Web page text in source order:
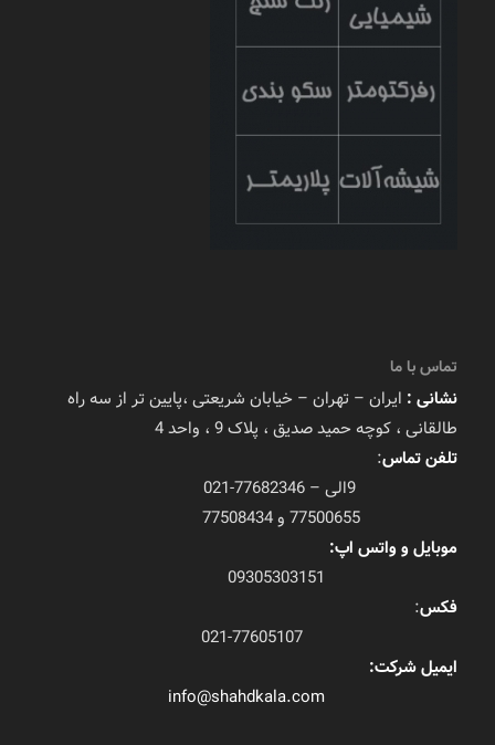
تماس با ما
نشانی : ایران – تهران – خیابان شریعتی ،پایین تر از سه راه
طالقانی ، کوچه حمید صدیق ، پلاک 9 ، واحد 4
تلفن تماس:
موبایل و واتس اپ:
فکس:
ایمیل شرکت:
info@shahdkala.com